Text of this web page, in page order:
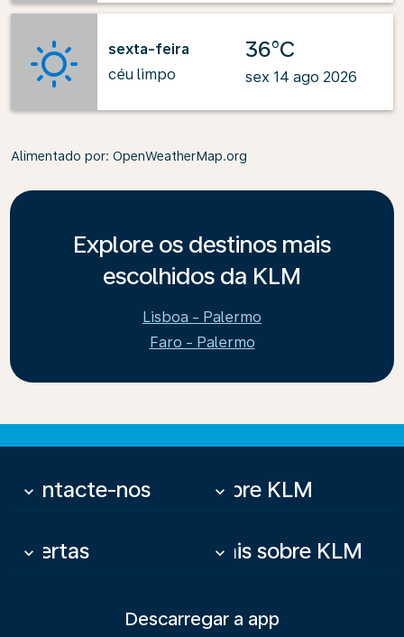
sexta-feira
céu limpo
36°C
sex 14 ago 2026
Alimentado por: OpenWeatherMap.org
Explore os destinos mais
escolhidos da KLM
Lisboa - Palermo
Faro - Palermo
Contacte-nos
keyboard_arrow_down Sobre KLM
keyboard_arrow_down
Ofertas
keyboard_arrow_down Mais sobre KLM
keyboard_arrow_down
Descarregar a app